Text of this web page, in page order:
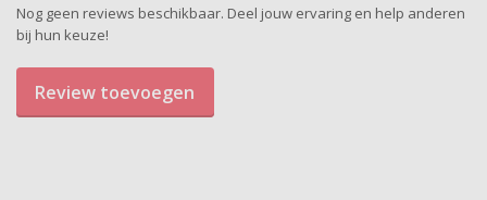
Nog geen reviews beschikbaar. Deel jouw ervaring en help anderen
bij hun keuze!
Review toevoegen